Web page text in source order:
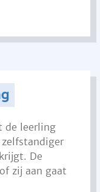
de leerling
De
zij aan gaat